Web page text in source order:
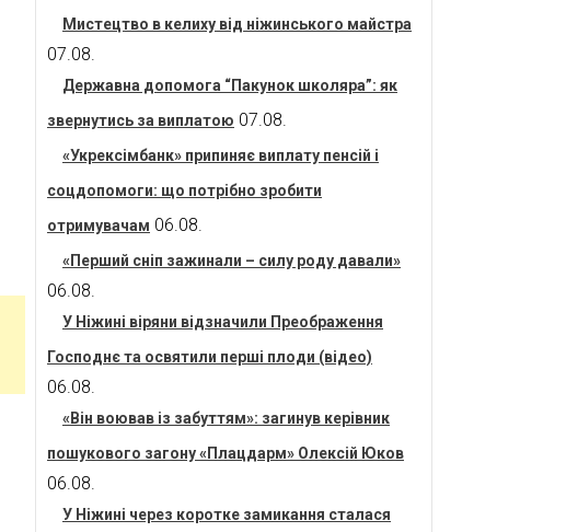
Мистецтво в келиху від ніжинського майстра
07.08.
Державна допомога “Пакунок школяра”: як
звернутись за виплатою 07.08.
«Укрексімбанк» припиняє виплату пенсій і
соцдопомоги: що потрібно зробити
отримувачам 06.08.
«Перший сніп зажинали – силу роду давали»
06.08.
У Ніжині віряни відзначили Преображення
Господнє та освятили перші плоди (відео)
06.08.
«Він воював із забуттям»: загинув керівник
пошукового загону «Плацдарм» Олексій Юков
06.08.
У Ніжині через коротке замикання сталася